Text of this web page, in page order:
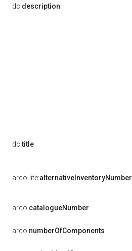
dc:description
dc:title
arco-lite:alternativeInventoryNumber
arco:catalogueNumber
arco:numberOfComponents